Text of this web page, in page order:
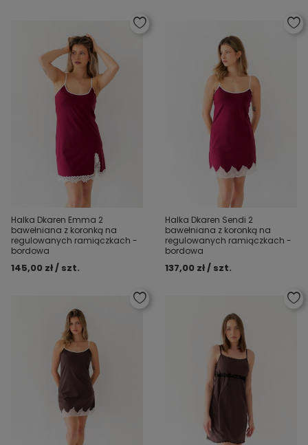
Halka Dkaren Emma 2
bawełniana z koronką na
regulowanych ramiączkach -
bordowa
145,00 zł / szt.
Halka Dkaren Sendi 2
bawełniana z koronką na
regulowanych ramiączkach -
bordowa
137,00 zł / szt.